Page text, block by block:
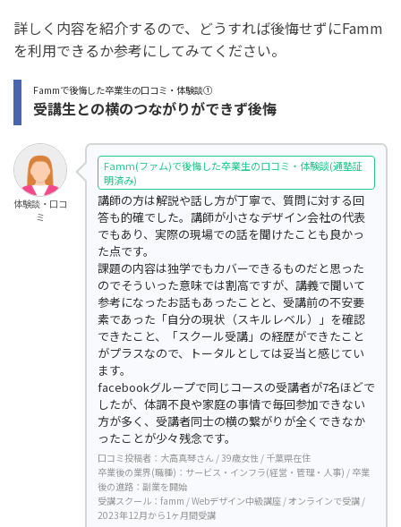
詳しく内容を紹介するので、どうすれば後悔せずにFamm
を利用できるか参考にしてみてください。
Fammで後悔した卒業生の口コミ・体験談①
受講生との横のつながりができず後悔
体験談・口コ
ミ
Famm(ファム)で後悔した卒業生の口コミ・体験談(通塾証
明済み)
講師の方は解説や話し方が丁寧で、質問に対する回
答も的確でした。講師が小さなデザイン会社の代表
でもあり、実際の現場での話を聞けたことも良かっ
た点です。
課題の内容は独学でもカバーできるものだと思った
のでそういった意味では割高ですが、講義で聞いて
参考になったお話もあったことと、受講前の不安要
素であった「自分の現状（スキルレベル）」を確認
できたこと、「スクール受講」の経歴ができたこと
がプラスなので、トータルとしては妥当と感じてい
ます。
facebookグループで同じコースの受講者が7名ほどで
したが、体調不良や家庭の事情で毎回参加できない
方が多く、受講者同士の横の繋がりが全くできなか
ったことが少々残念です。
口コミ投稿者：大高真琴さん / 39歳女性 / 千葉県在住
卒業後の業界(職種)：サービス・インフラ(経営・管理・人事) / 卒業
後の進路：副業を開始
受講スクール：famm / Webデザイン中級講座 / オンラインで受講 /
2023年12月から1ヶ月間受講